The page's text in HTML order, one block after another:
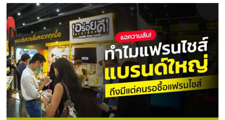
แห่ง
ประเทศไทย,
ThaiSMEsCenter,
รวม